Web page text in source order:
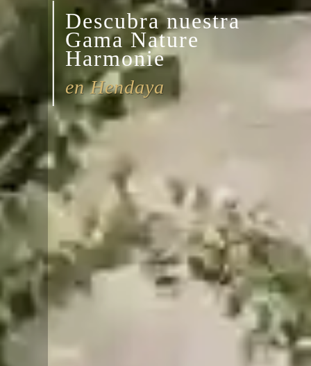
Descubra nuestra
Gama Nature
Harmonie
en Hendaya